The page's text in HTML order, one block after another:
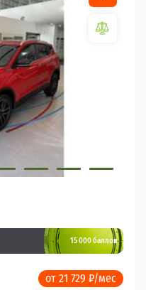
15 000 баллов
от 21 729 ₽/мес